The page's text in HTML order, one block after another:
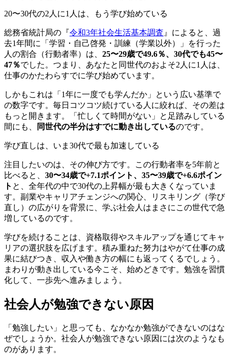
20〜30代の2人に1人は、もう学び始めている
総務省統計局の『令和3年社会生活基本調査 』によると、過
去1年間に「学習・自己啓発・訓練（学業以外）」を行った
人の割合（行動者率）は、 25〜29歳で49.6％、30代でも45〜
47％でした。つまり、あなたと同世代のおよそ2人に1人は、
仕事のかたわらすでに学び始めています。
しかもこれは「1年に一度でも学んだか」という広い基準で
の数字です。毎日コツコツ続けている人に絞れば、その差は
もっと開きます。「忙しくて時間がない」と足踏みしている
間にも、
同世代の半分はすでに動き出しているのです。
学び直しは、いま30代で最も加速している
注目したいのは、その伸び方です。この行動者率を5年前と
比べると、 30〜34歳で+7.1ポイント、35〜39歳で+6.6ポイン
ト と、全年代の中で30代の上昇幅が最も大きくなっていま
す。副業やキャリアチェンジへの関心、リスキリング（学び
直し）の広がりを背景に、学ぶ社会人はまさにこの世代で急
増しているのです。
学びを続けることは、資格取得やスキルアップを通じてキャ
リアの選択肢を広げます。積み重ねた努力はやがて仕事の成
果に結びつき、収入や働き方の幅にも返ってくるでしょう。
まわりが動き出している今こそ、始めどきです。勉強を習慣
化して、一歩先へ進みましょう。
社会人が勉強できない原因
「勉強したい」と思っても、なかなか勉強ができないのはな
ぜでしょうか。社会人が勉強できない原因には次のようなも
のがあります。